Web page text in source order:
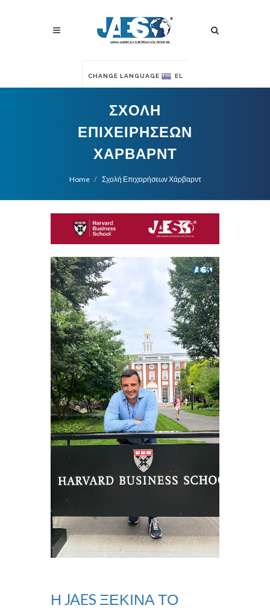
CHANGE LANGUAGE EL
ΣΧΟΛΉ
ΕΠΙΧΕΙΡΉΣΕΩΝ
ΧΆΡΒΑΡΝΤ
Home Σχολή Επιχειρήσεων Χάρβαρντ
Η JAES ΞΕΚΙΝΆ ΤΟ